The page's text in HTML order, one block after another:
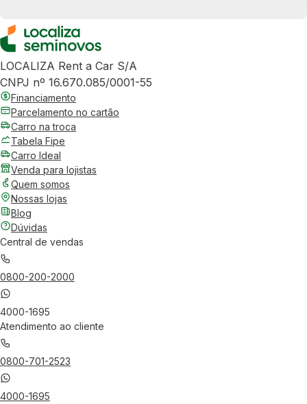
LOCALIZA Rent a Car S/A
CNPJ nº 16.670.085/0001-55
Financiamento
Parcelamento no cartão
Carro na troca
Tabela Fipe
Carro Ideal
Venda para lojistas
Quem somos
Nossas lojas
Blog
Dúvidas
Central de vendas
0800-200-2000
4000-1695
Atendimento ao cliente
0800-701-2523
4000-1695